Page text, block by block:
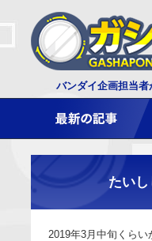
バンダイ企画担当者
たい
2019年3月中旬くらい